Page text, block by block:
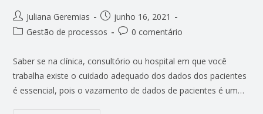
Juliana Geremias
junho 16, 2021
Gestão de processos
0 comentário
Saber se na clínica, consultório ou hospital em que você
trabalha existe o cuidado adequado dos dados dos pacientes
é essencial, pois o vazamento de dados de pacientes é um…